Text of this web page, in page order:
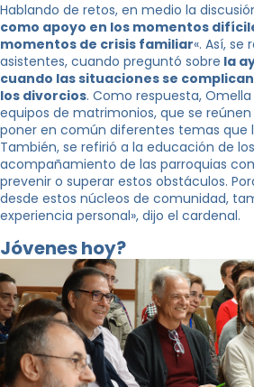
Hablando de retos, en medio la
como apoyo en los momentos
momentos de crisis familiar«. Así, se
asistentes, cuando preguntó sobre la
cuando las situaciones se
los divorcios. Como respuesta,
equipos de matrimonios, que se
poner en común diferentes temas que
También, se refirió a la educación de
acompañamiento de las parroquias
prevenir o superar estos obstáculos.
desde estos núcleos de comunidad,
experiencia personal», dijo el cardenal.
Jóvenes hoy?